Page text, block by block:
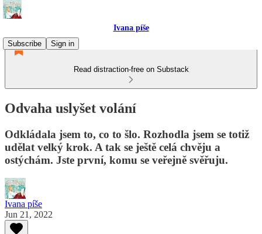
Ivana píše
Subscribe
Sign in
Read distraction-free on Substack
Odvaha uslyšet volání
Odkládala jsem to, co to šlo. Rozhodla jsem se totiž
udělat velký krok. A tak se ještě celá chvěju a
ostýchám. Jste první, komu se veřejně svěřuju.
Ivana píše
Jun 21, 2022